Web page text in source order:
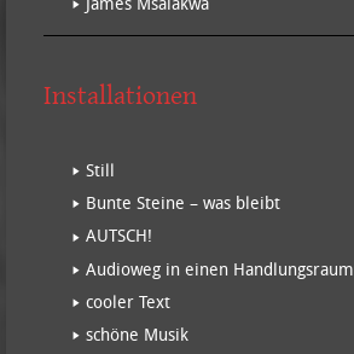
Installationen
Still
Bunte Steine – was bleibt
AUTSCH!
Audioweg in einen Handlungsraum
cooler Text
schöne Musik